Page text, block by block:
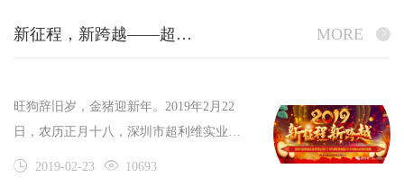
新征程，新跨越——超利维2019年会精彩回顾 MORE
旺狗辞旧岁，金猪迎新年。2019年2月22
日，农历正月十八，深圳市超利维实业有
限公司2019年新春酒会暨2018年度先进表
2019-02-23 10693